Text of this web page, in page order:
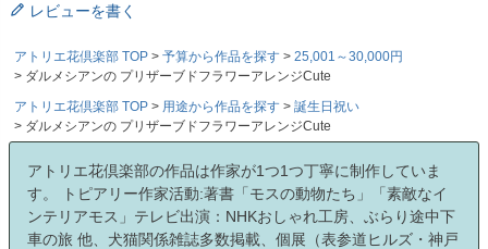
レビューを書く
アトリエ花倶楽部 TOP 予算から作品を探す
25,001～30,000円
ダルメシアンの プリザーブドフラワーアレンジCute
アトリエ花倶楽部 TOP
用途から作品を探す
誕生日祝い
ダルメシアンの プリザーブドフラワーアレンジCute
アトリエ花倶楽部の作品は作家が1つ1つ丁寧に制作していま
す。 トピアリー作家活動:著書「モスの動物たち」「素敵なイ
ンテリアモス」テレビ出演：NHKおしゃれ工房、ぶらり途中下
車の旅 他、犬猫関係雑誌多数掲載、個展（表参道ヒルズ・神戸